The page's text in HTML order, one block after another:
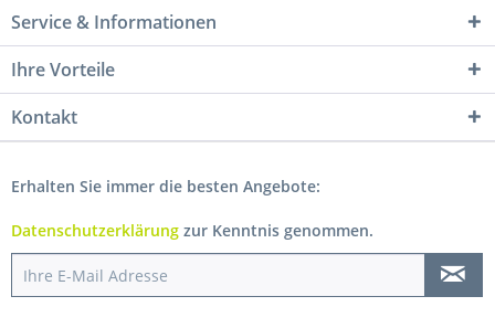
Service & Informationen
Ihre Vorteile
Kontakt
Erhalten Sie immer die besten Angebote:
Datenschutzerklärung zur Kenntnis genommen.